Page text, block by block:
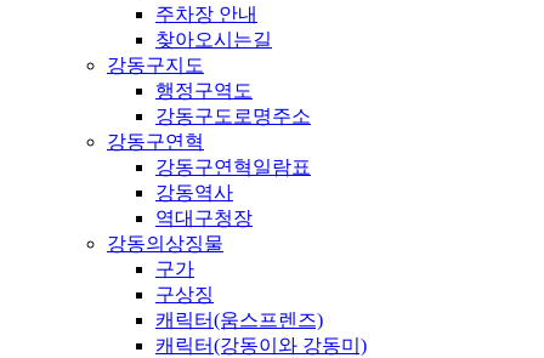
주차장 안내
찾아오시는길
강동구지도
행정구역도
강동구도로명주소
강동구연혁
강동구연혁일람표
강동역사
역대구청장
강동의상징물
구가
구상징
캐릭터(움스프렌즈)
캐릭터(강동이와 강동미)